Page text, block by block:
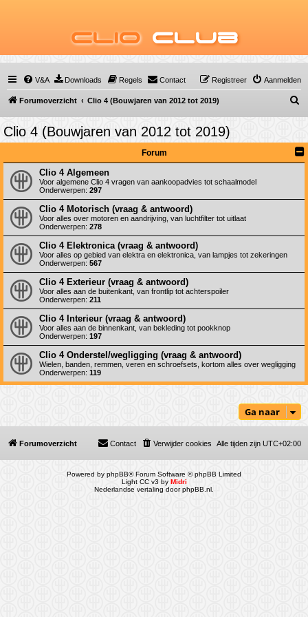
Clio Club
V&A Downloads Regels Contact Aanmelden
Registreer
Forumoverzicht Clio 4 (Bouwjaren van 2012 tot 2019)
o
k
Clio 4 (Bouwjaren van 2012 tot 2019)
Forum
Clio 4 Algemeen
Voor algemene Clio 4 vragen van aankoopadvies tot schaalmodel
Onderwerpen: 297
Clio 4 Motorisch (vraag & antwoord)
Voor alles over motoren en aandrijving, van luchtfilter tot uitlaat
Onderwerpen: 278
Clio 4 Elektronica (vraag & antwoord)
Voor alles op gebied van elektra en elektronica, van lampjes tot zekeringen
Onderwerpen: 567
Clio 4 Exterieur (vraag & antwoord)
Voor alles aan de buitenkant, van frontlip tot achterspoiler
Onderwerpen: 211
Clio 4 Interieur (vraag & antwoord)
Voor alles aan de binnenkant, van bekleding tot pookknop
Onderwerpen: 197
Clio 4 Onderstel/wegligging (vraag & antwoord)
Wielen, banden, remmen, veren en schroefsets, kortom alles over wegligging
Onderwerpen: 119
Ga naar
Forumoverzicht Alle tijden zijn UTC+02:00
Verwijder cookies
Contact
Powered by phpBB® Forum Software © phpBB Limited
Light CC v3 by Midri
Nederlandse vertaling doorphpBB.nl